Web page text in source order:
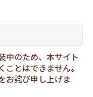
中のため、本サイト
とはできません。
お詫び申し上げま